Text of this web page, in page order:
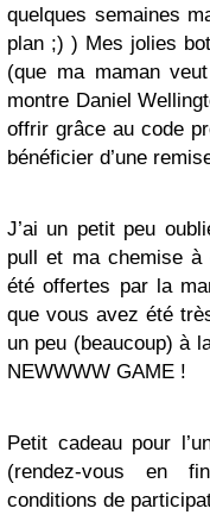
quelques semaines
plan ;) ) Mes jolies
(que ma maman
montre Daniel
offrir grâce au code
bénéficier d’une
J’ai un petit peu
pull et ma chemise à
été offertes par la
que vous avez été
un peu (beaucoup) à
NEWWWW GAME !
Petit cadeau pour
(rendez-vous en
conditions de